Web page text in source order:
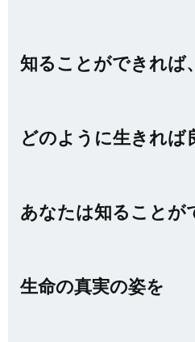
知ることができれば、
どのように生きれば
あなたは知ることが
生命の真実の姿を